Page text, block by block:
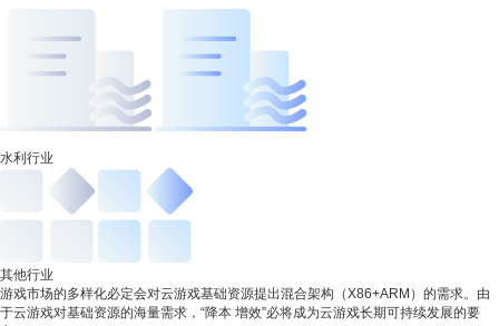
水利行业
其他行业
游戏市场的多样化必定会对云游戏基础资源提出混合架构（X86+ARM）的需求。由
于云游戏对基础资源的海量需求，“降本 增效”必将成为云游戏长期可持续发展的要